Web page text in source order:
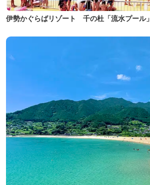
伊勢かぐらばリゾート 千の杜「流水プール」